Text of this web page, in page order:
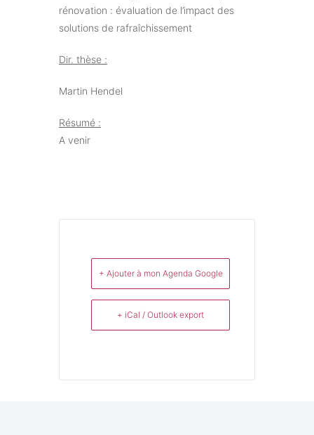
rénovation : évaluation de l’impact des
solutions de rafraîchissement
Dir. thèse :
Martin Hendel
Résumé :
A venir
+ Ajouter à mon Agenda Google
+ iCal / Outlook export